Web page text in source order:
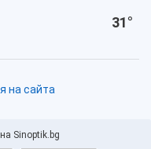
31°
на сайта
Sinoptik.bg